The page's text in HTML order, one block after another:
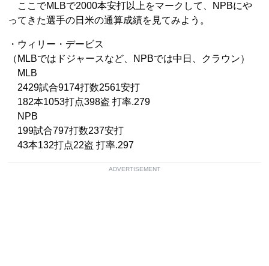
ここでMLBで2000本安打以上をマークして、NPBにや
ってきた選手の日米の通算成績を見てみよう。
・ウィリー・デービス
（MLBではドジャースなど、NPBでは中日、クラウン）
MLB
2429試合9174打数2561安打
182本1053打点398盗 打率.279
NPB
199試合797打数237安打
43本132打点22盗 打率.297
ADVERTISEMENT